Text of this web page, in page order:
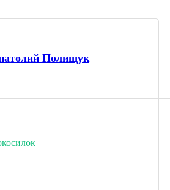
Полищук